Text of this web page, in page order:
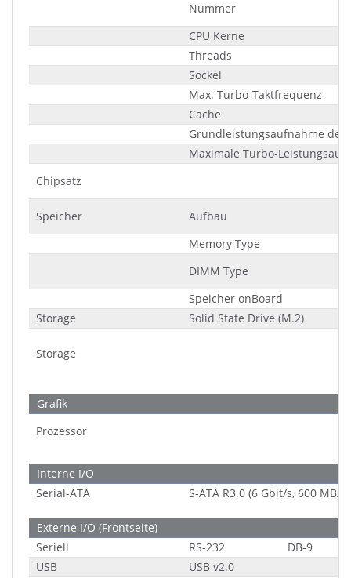
Nummer
CPU Kerne
Threads
Sockel
Max. Turbo-Taktfrequenz
Cache
Grundleistungsaufnahme des
Maximale Turbo-
Chipsatz
Speicher
Aufbau
Memory Type
DIMM Type
Speicher onBoard
Storage
Solid State Drive (M.2)
Storage
Grafik
Prozessor
Interne I/O
Serial-ATA
S-ATA R3.0 (6 Gbit/s, 600 MB/s)
Externe I/O (Frontseite)
Seriell
RS-232
DB-9
USB
USB v2.0